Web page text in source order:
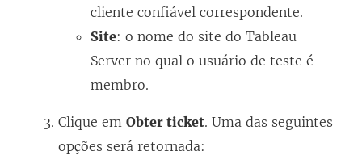
cliente confiável correspondente.
Site: o nome do site do Tableau
Server no qual o usuário de teste é
membro.
Clique em Obter ticket. Uma das seguintes
opções será retornada: